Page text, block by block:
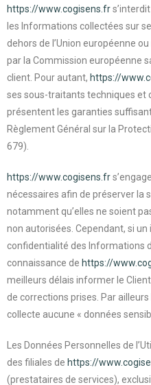
https://www.cogisens.fr
les Informations collectées sur
dehors de l’Union européenne
par la Commission européenne
client. Pour autant, https://
ses sous-traitants techniques et
présentent les garanties
Règlement Général sur la
679).
https://www.cogisens.fr
nécessaires afin de préserver la
notamment qu’elles ne soient
non autorisées. Cependant, si
confidentialité des Informations
connaissance de https://
meilleurs délais informer le
de corrections prises. Par ailleurs
collecte aucune « données
Les Données Personnelles de
des filiales de https://
(prestataires de services),